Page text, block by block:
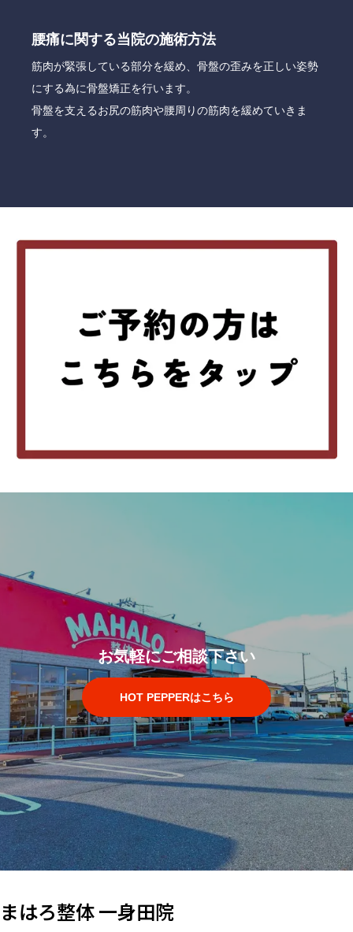
腰痛に関する当院の施術方法
筋肉が緊張している部分を緩め、骨盤の歪みを正しい姿勢
にする為に骨盤矯正を行います。
骨盤を支えるお尻の筋肉や腰周りの筋肉を緩めていきま
す。
お気軽にご相談下さい
HOT PEPPERはこちら
まはろ整体 一身田院